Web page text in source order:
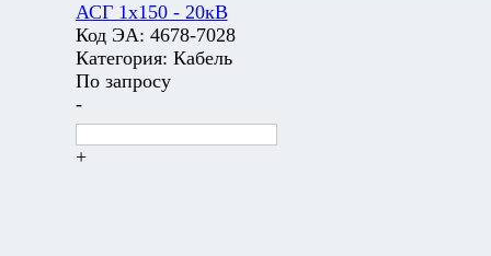
АСГ 1х150 - 20кВ
Код ЭА: 4678-7028
Категория: Кабель
По запросу
-
+